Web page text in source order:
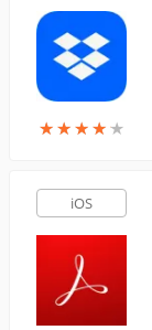
★★★★★
★★★★★
iOS